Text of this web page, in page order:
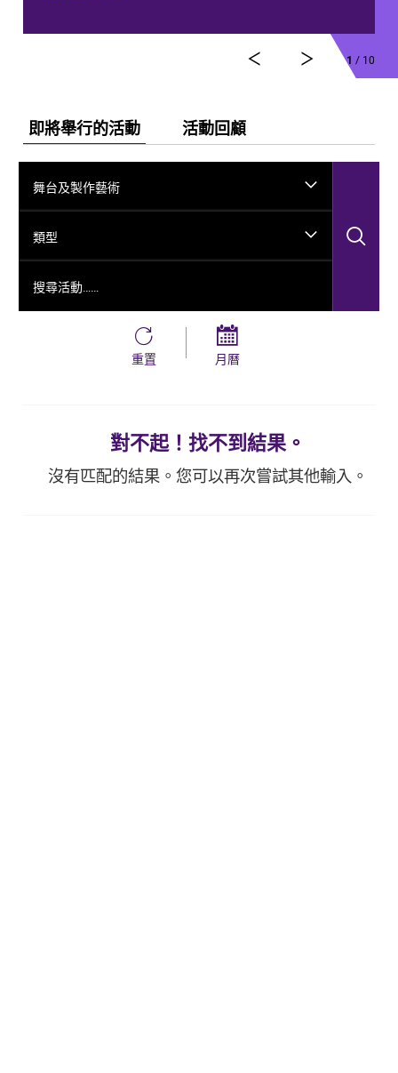
1 / 10
即將舉行的活動 活動回顧
舞台及製作藝術
類型
重置 月曆
對不起！找不到結果。
沒有匹配的結果。您可以再次嘗試其他輸入。